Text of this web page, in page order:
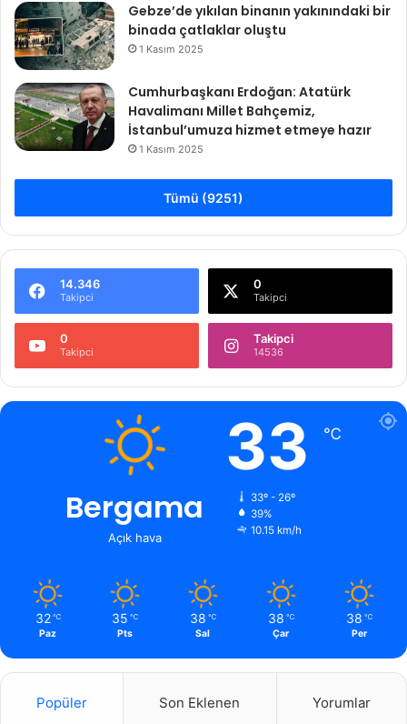
Gebze’de yıkılan binanın yakınındaki bir
binada çatlaklar oluştu
1 Kasım 2025
Cumhurbaşkanı Erdoğan: Atatürk
Havalimanı Millet Bahçemiz,
İstanbul’umuza hizmet etmeye hazır
1 Kasım 2025
Tümü (9251)
14.346
Takipci
0
Takipci
0
Takipci
Takipci
14536
Bergama
Açık hava
33 ℃
33º - 26º
39%
10.15 km/h
32 ℃
Paz
35 ℃
Pts
38 ℃
Sal
38 ℃
Çar
38 ℃
Per
Popüler Son Eklenen Yorumlar